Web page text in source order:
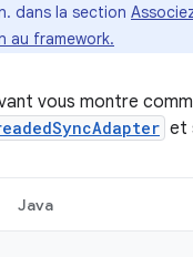
dans la section
au framework.
vous montre
et
Java